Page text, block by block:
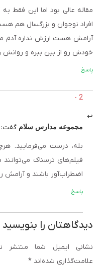
مقاله عالی بود اما این فقط
افراد نوجوان و بزرگسال هم
آرامش هست ارزش نداره آدم
خودش رو از بین ببره و روانش
پاسخ
مجموعه مدارس سلام گفت:
بله، درست می‌فرمایید.
فیلم‌های ترسناک می‌توانند
اضطراب‌آور باشند و آرامش
پاسخ
دیدگاهتان را بنویسید
نشانی ایمیل شما منتشر
علامت‌گذاری شده‌اند *